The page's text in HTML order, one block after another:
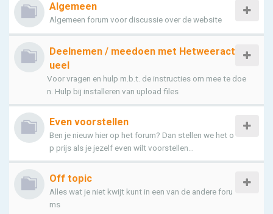
Algemeen
Algemeen forum voor discussie over de website
Deelnemen / meedoen met Hetweeract
ueel
Voor vragen en hulp m.b.t. de instructies om mee te doe
n. Hulp bij installeren van upload files
Even voorstellen
Ben je nieuw hier op het forum? Dan stellen we het o
p prijs als je jezelf even wilt voorstellen...
Off topic
Alles wat je niet kwijt kunt in een van de andere foru
ms